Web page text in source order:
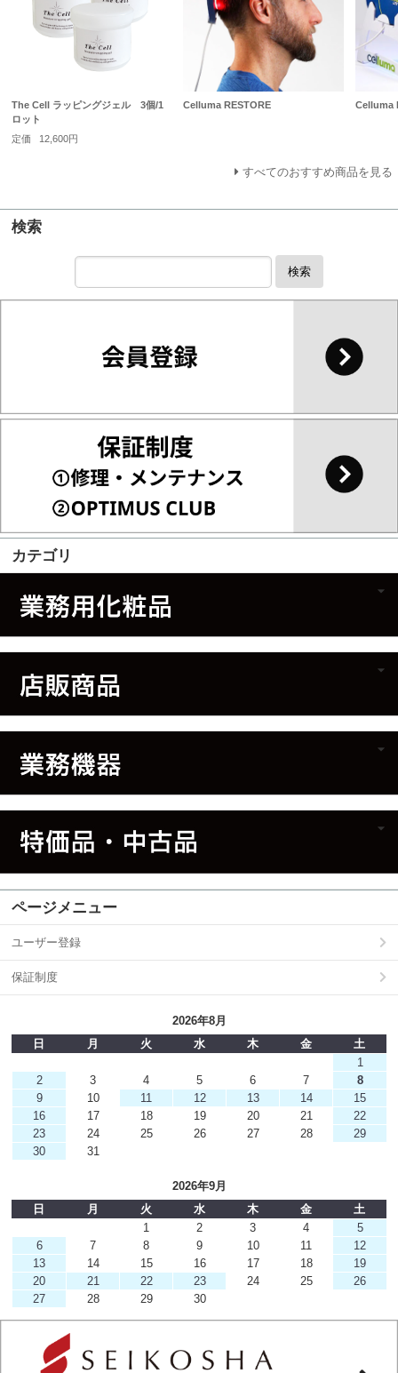
The Cell ラッピングジェル 3個/1
ロット
定価
12,600円
Celluma RESTORE Celluma
すべてのおすすめ商品を見る
検索
検索
カテゴリ
ページメニュー
ユーザー登録
保証制度
2026年8月
日
月 火 水 木 金
土
1
2
3 4 5 6 7
8
9
10 11 12 13 14
15
16
17 18 19 20 21
22
23
24 25 26 27 28
29
30
31
2026年9月
日
月 火 水 木 金
土
1
2 3 4
5
6
7 8 9 10 11
12
13
14 15 16 17 18
19
20
21 22 23 24 25
26
27
28 29 30